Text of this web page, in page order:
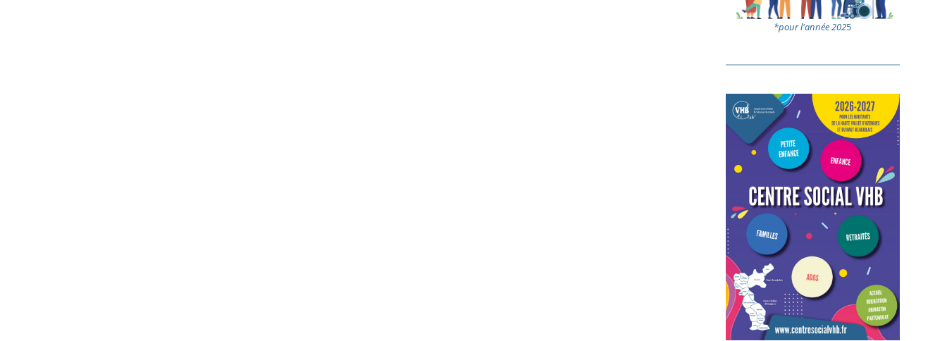
*pour l'année 2025